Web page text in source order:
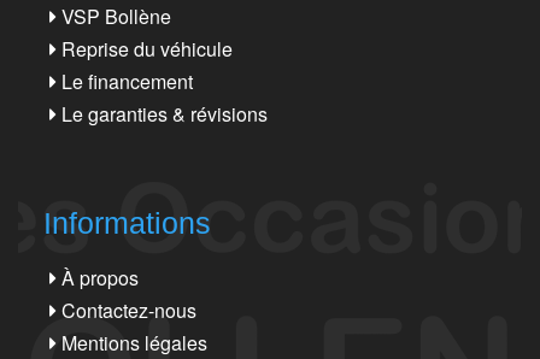
VSP Bollène
Reprise du véhicule
Le financement
Le garanties & révisions
Informations
À propos
Contactez-nous
Mentions légales